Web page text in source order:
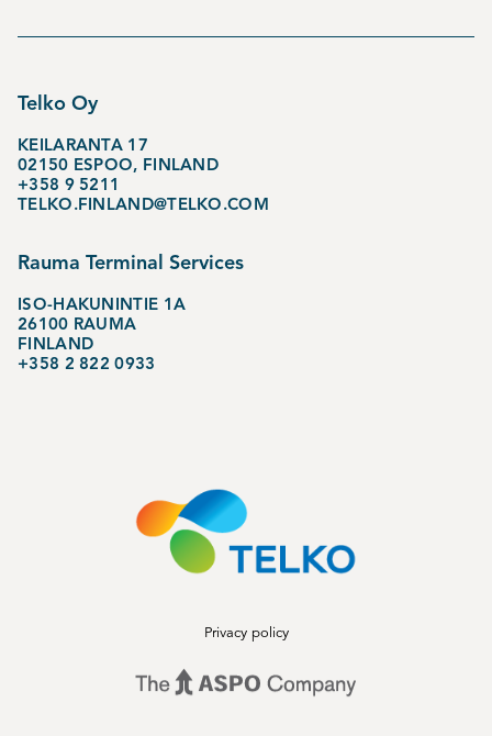
Telko Oy
KEILARANTA 17
02150 ESPOO, FINLAND
+358 9 5211
TELKO.FINLAND@TELKO.COM
Rauma Terminal Services
ISO-HAKUNINTIE 1A
26100 RAUMA
FINLAND
+358 2 822 0933
Privacy policy